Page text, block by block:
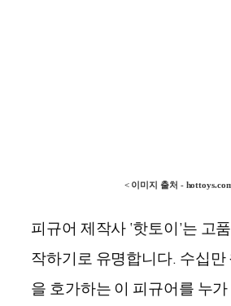
< 이미지 출처 -
피규어 제작사‘핫토이’는 고
작하기로 유명합니다. 수십만
을 호가하는 이 피규어를 누